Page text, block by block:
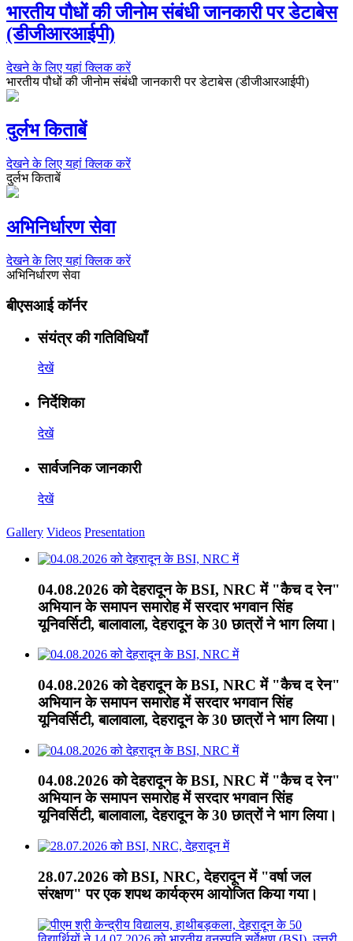
भारतीय पौधों की जीनोम संबंधी जानकारी पर डेटाबेस
(डीजीआरआईपी)
देखने के लिए यहां क्लिक करें
भारतीय पौधों की जीनोम संबंधी जानकारी पर डेटाबेस (डीजीआरआईपी)
दुर्लभ किताबें
देखने के लिए यहां क्लिक करें
दुर्लभ किताबें
अभिनिर्धारण सेवा
देखने के लिए यहां क्लिक करें
अभिनिर्धारण सेवा
बीएसआई कॉर्नर
संयंत्र की गतिविधियाँ
देखें
निर्देशिका
देखें
सार्वजनिक जानकारी
देखें
Gallery Videos Presentation
04.08.2026 को देहरादून के BSI, NRC में "कैच द रेन"
अभियान के समापन समारोह में सरदार भगवान सिंह
यूनिवर्सिटी, बालावाला, देहरादून के 30 छात्रों ने भाग लिया।
04.08.2026 को देहरादून के BSI, NRC में "कैच द रेन"
अभियान के समापन समारोह में सरदार भगवान सिंह
यूनिवर्सिटी, बालावाला, देहरादून के 30 छात्रों ने भाग लिया।
04.08.2026 को देहरादून के BSI, NRC में "कैच द रेन"
अभियान के समापन समारोह में सरदार भगवान सिंह
यूनिवर्सिटी, बालावाला, देहरादून के 30 छात्रों ने भाग लिया।
28.07.2026 को BSI, NRC, देहरादून में "वर्षा जल
संरक्षण" पर एक शपथ कार्यक्रम आयोजित किया गया।